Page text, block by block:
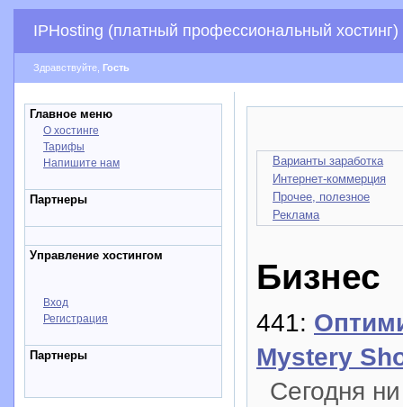
IPHosting (платный профессиональный хостинг)
Здравствуйте, Гость
Главное меню
О хостинге
Тарифы
Напишите нам
Партнеры
Управление хостингом
Вход
Регистрация
Партнеры
Варианты заработка
Интернет-коммерция
Прочее, полезное
Реклама
Бизнес
441:
Mystery
Сегодня